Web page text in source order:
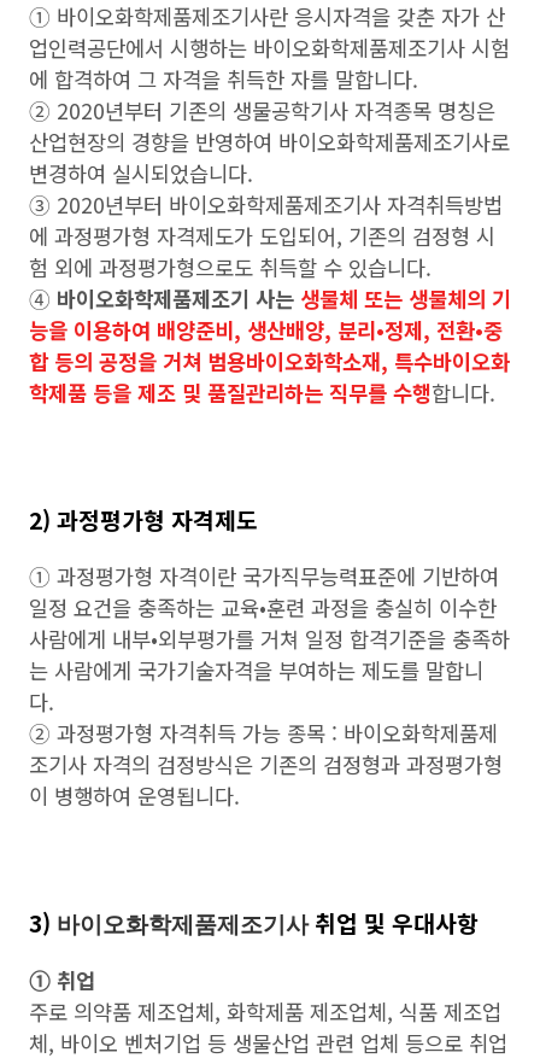
➀ 바이오화학제품제조기사란 응시자격을 갖춘 자가 산
업인력공단에서 시행하는 바이오화학제품제조기사 시험
에 합격하여 그 자격을 취득한 자를 말합니다.
➁ 2020년부터 기존의 생물공학기사 자격종목 명칭은
산업현장의 경향을 반영하여 바이오화학제품제조기사로
변경하여 실시되었습니다.
➂ 2020년부터 바이오화학제품제조기사 자격취득방법
에 과정평가형 자격제도가 도입되어, 기존의 검정형 시
험 외에 과정평가형으로도 취득할 수 있습니다.
➃ 바이오화학제품제조기 사는 생물체 또는 생물체의 기
능을 이용하여 배양준비, 생산배양, 분리•정제, 전환•중
합 등의 공정을 거쳐 범용바이오화학소재, 특수바이오화
학제품 등을 제조 및 품질관리하는 직무를 수행합니다.
2) 과정평가형 자격제도
➀ 과정평가형 자격이란 국가직무능력표준에 기반하여
일정 요건을 충족하는 교육•훈련 과정을 충실히 이수한
사람에게 내부•외부평가를 거쳐 일정 합격기준을 충족하
는 사람에게 국가기술자격을 부여하는 제도를 말합니
다.
➁ 과정평가형 자격취득 가능 종목 : 바이오화학제품제
조기사 자격의 검정방식은 기존의 검정형과 과정평가형
이 병행하여 운영됩니다.
3) 바이오화학제품제조기사 취업 및 우대사항
➀ 취업
주로 의약품 제조업체, 화학제품 제조업체, 식품 제조업
체, 바이오 벤처기업 등 생물산업 관련 업체 등으로 취업